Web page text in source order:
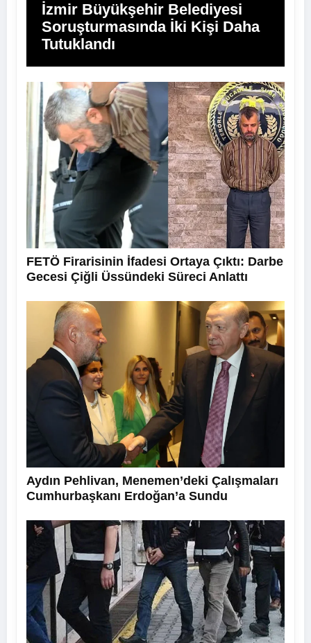
İzmir Büyükşehir Belediyesi
Soruşturmasında İki Kişi Daha
Tutuklandı
FETÖ Firarisinin İfadesi Ortaya Çıktı: Darbe
Gecesi Çiğli Üssündeki Süreci Anlattı
Aydın Pehlivan, Menemen’deki Çalışmaları
Cumhurbaşkanı Erdoğan’a Sundu